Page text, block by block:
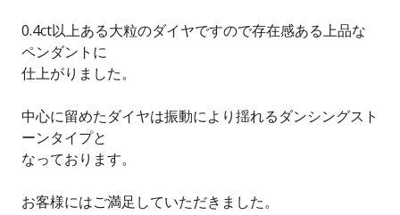
0.4ct以上ある大粒のダイヤですので存在感ある上品な
ペンダントに
仕上がりました。
中心に留めたダイヤは振動により揺れるダンシングスト
ーンタイプと
なっております。
お客様にはご満足していただきました。